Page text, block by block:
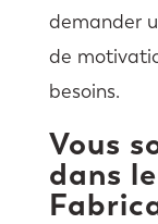
demander
de
besoins.
Vous
dans